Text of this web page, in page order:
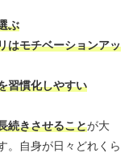
ぶ
はモチベーションアッ
習慣化しやすい
続きさせることが大
。自身が日々どれくら